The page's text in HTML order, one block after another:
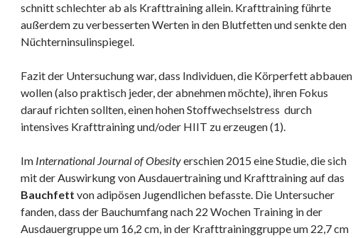
schnitt schlechter ab als Krafttraining allein. Krafttraining führte
außerdem zu verbesserten Werten in den Blutfetten und senkte den
Nüchterninsulinspiegel.
Fazit der Untersuchung war, dass Individuen, die Körperfett abbauen
wollen (also praktisch jeder, der abnehmen möchte), ihren Fokus
darauf richten sollten, einen hohen Stoffwechselstress durch
intensives Krafttraining und/oder HIIT zu erzeugen (1).
Im International Journal of Obesityerschien 2015 eine Studie, die sich
mit der Auswirkung von Ausdauertraining und Krafttraining auf das
Bauchfett von adipösen Jugendlichen befasste. Die Untersucher
fanden, dass der Bauchumfang nach 22 Wochen Training in der
Ausdauergruppe um 16,2 cm, in der Krafttraininggruppe um 22,7 cm